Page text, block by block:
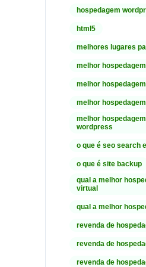
hospedagem
html5
melhores lugares
melhor
melhor
melhor
melhor
wordpress
o que é seo search
o que é site backup
qual a melhor
virtual
qual a melhor
revenda de
revenda de
revenda de